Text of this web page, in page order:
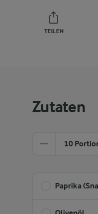
TEILEN
Zutaten
10
Paprika